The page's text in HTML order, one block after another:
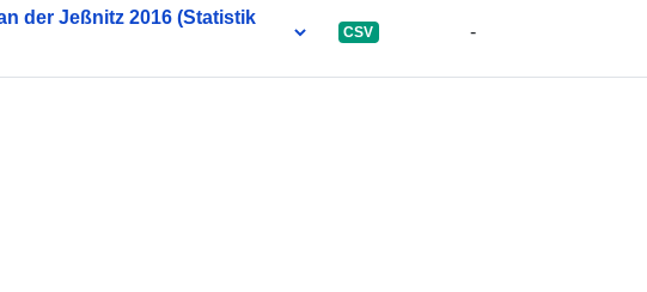
der Jeßnitz 2016 (Statistik
CSV -